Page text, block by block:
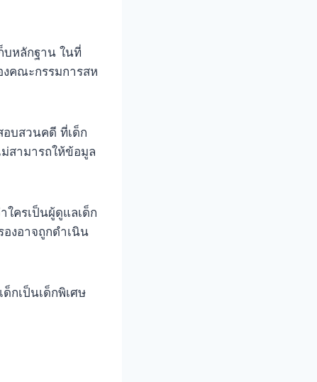
หลักฐาน ในที่
คณะกรรมการสห
บสวนคดี ที่เด็ก
สามารถให้ข้อมูล
ครเป็นผู้ดูแลเด็ก
งอาจถูกดำเนิน
กเป็นเด็กพิเศษ